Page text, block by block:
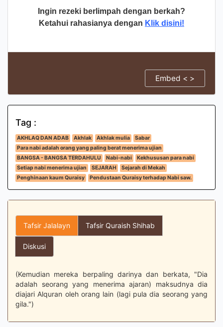
Ingin rezeki berlimpah dengan berkah?
Ketahui rahasianya dengan Klik disini!
Embed < >
Tag :
AKHLAQ DAN ADAB Akhlak Akhlak mulia
Sabar
Para nabi adalah orang yang paling berat menerima ujian
BANGSA - BANGSA TERDAHULU
Nabi-nabi
Kekhususan para nabi
Setiap nabi menerima ujian
SEJARAH
Sejarah di Mekah
Penghinaan kaum Quraisy
Pendustaan Quraisy terhadap Nabi saw.
Tafsir Jalalayn Tafsir Quraish Shihab
Diskusi
(Kemudian mereka berpaling darinya dan berkata, "Dia
adalah seorang yang menerima ajaran) maksudnya dia
diajari Alquran oleh orang lain (lagi pula dia seorang yang
gila.")